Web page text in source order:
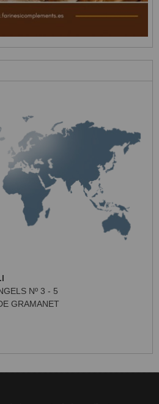
Nº 3 - 5
GRAMANET